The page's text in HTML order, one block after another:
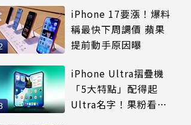
iPhone 17要漲！爆料
稱最快下周調價 蘋果
提前動手原因曝
iPhone Ultra摺疊機
「5大特點」配得起
Ultra名字！果粉看完